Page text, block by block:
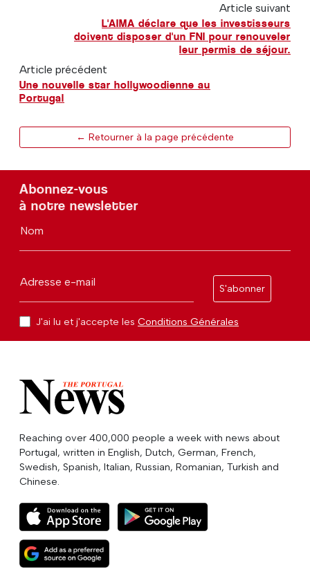
Article suivant
L'AIMA déclare que les investisseurs
doivent disposer d'un FNI pour renouveler
leur permis de séjour.
Article précédent
Une nouvelle star hollywoodienne au
Portugal
← Retourner à la page précédente
Abonnez-vous
à notre newsletter
Nom
Adresse e-mail
S'abonner
J'ai lu et j'accepte les Conditions Générales
Reaching over 400,000 people a week with news about
Portugal, written in English, Dutch, German, French,
Swedish, Spanish, Italian, Russian, Romanian, Turkish and
Chinese.